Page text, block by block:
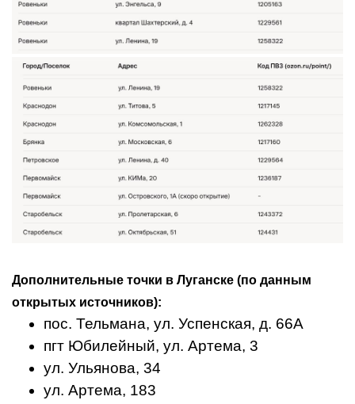
Дополнительные точки в Луганске (по данным
открытых источников):
пос. Тельмана, ул. Успенская, д. 66А
пгт Юбилейный, ул. Артема, 3
ул. Ульянова, 34
ул. Артема, 183